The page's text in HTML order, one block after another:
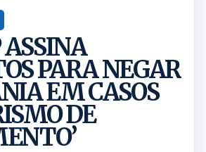
PARA NEGAR
EM CASOS
DE